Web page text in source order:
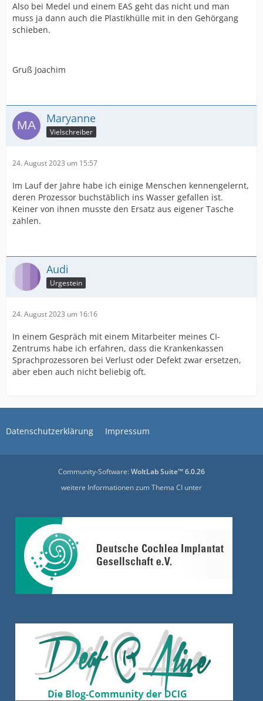
Also bei Medel und einem EAS geht das nicht und man
muss ja dann auch die Plastikhülle mit in den Gehörgang
schieben.
Gruß Joachim
Maryanne
Vielschreiber
24. August 2023 um 15:57
Im Lauf der Jahre habe ich einige Menschen kennengelernt,
deren Prozessor buchstäblich ins Wasser gefallen ist.
Keiner von ihnen musste den Ersatz aus eigener Tasche
zahlen.
Audi
Urgestein
24. August 2023 um 16:16
In einem Gespräch mit einem Mitarbeiter meines CI-
Zentrums habe ich erfahren, dass die Krankenkassen
Sprachprozessoren bei Verlust oder Defekt zwar ersetzen,
aber eben auch nicht beliebig oft.
Datenschutzerklärung Impressum
Community-Software:WoltLab Suite™ 6.0.26
weitere Informationen zum Thema CI unter